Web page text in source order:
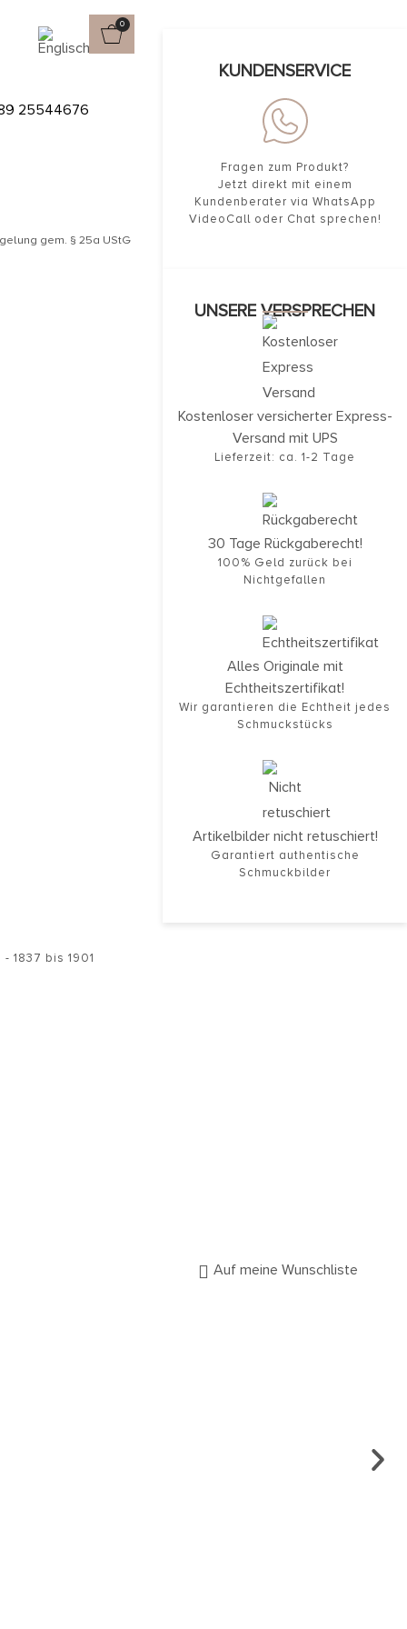
0
25544676
IN
gem. § 25a UStG
1837 bis 1901
KUNDENSERVICE
Fragen zum Produkt?
Jetzt direkt mit einem
Kundenberater via WhatsApp
VideoCall oder Chat sprechen!
UNSERE VERSPRECHEN
Kostenloser versicherter Express-
Versand mit UPS
Lieferzeit: ca. 1-2 Tage
30 Tage Rückgaberecht!
100% Geld zurück bei
Nichtgefallen
Alles Originale mit
Echtheitszertifikat!
Wir garantieren die Echtheit jedes
Schmuckstücks
Artikelbilder nicht retuschiert!
Garantiert authentische
Schmuckbilder
Auf meine Wunschliste